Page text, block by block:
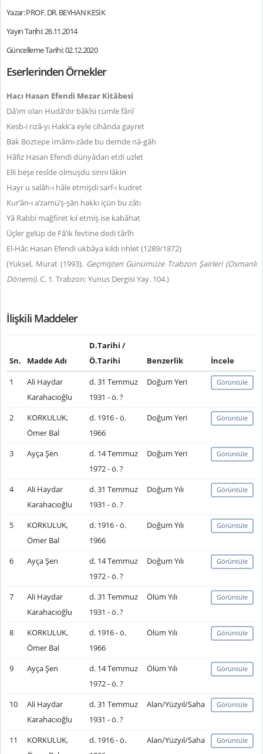
Yazar: PROF. DR. BEYHAN KESİK
Yayın Tarihi: 26.11.2014
Güncelleme Tarihi: 02.12.2020
Eserlerinden Örnekler
Hacı Hasan Efendi Mezar Kitâbesi
Dâ’im olan Hudâ’dır bâkîsi cümle fânî
Kesb-i rızâ-yı Hakk’a eyle cihânda gayret
Bak Boztepe İmâmı-zâde bu demde nâ-gâh
Hâfız Hasan Efendi dünyâdan etdi uzlet
Elli beşe resîde olmuşdu sinni lâkin
Hayr u salâh-ı hâle etmişdi sarf-ı kudret
Kur’ân-ı a‘zamü’ş-şân hakkı içün bu zâtı
Yâ Rabbi mağfiret kıl etmiş ise kabâhat
Üçler gelüp de Fâ’ik fevtine dedi târîh
El-Hâc Hasan Efendi ukbâya kıldı rıhlet (1289/1872)
(Yüksel, Murat (1993). Geçmişten Günümüze Trabzon Şairleri (Osmanlı
Dönemi). C. 1. Trabzon: Yunus Dergisi Yay. 104.)
İlişkili Maddeler
Sn. Madde Adı
D.Tarihi /
Ö.Tarihi
Benzerlik
İncele
1
Ali Haydar
Karahacıoğlu
d. 31 Temmuz
1931 - ö. ?
Doğum Yeri Görüntüle
2
KORKULUK,
Ömer Bal
d. 1916 - ö.
1966
Doğum Yeri Görüntüle
3 Ayça Şen
d. 14 Temmuz
1972 - ö. ?
Doğum Yeri Görüntüle
4
Ali Haydar
Karahacıoğlu
d. 31 Temmuz
1931 - ö. ?
Doğum Yılı Görüntüle
5
KORKULUK,
Ömer Bal
d. 1916 - ö.
1966
Doğum Yılı Görüntüle
6 Ayça Şen
d. 14 Temmuz
1972 - ö. ?
Doğum Yılı Görüntüle
7
Ali Haydar
Karahacıoğlu
d. 31 Temmuz
1931 - ö. ?
Ölüm Yılı Görüntüle
8
KORKULUK,
Ömer Bal
d. 1916 - ö.
1966
Ölüm Yılı Görüntüle
9 Ayça Şen
d. 14 Temmuz
1972 - ö. ?
Ölüm Yılı Görüntüle
10
Ali Haydar
Karahacıoğlu
d. 31 Temmuz
1931 - ö. ?
Alan/Yüzyıl/Saha Görüntüle
11
KORKULUK,
d. 1916 - ö.
Alan/Yüzyıl/Saha Görüntüle